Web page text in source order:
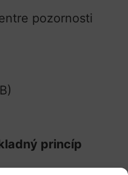
pozornosti
princíp